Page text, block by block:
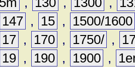
147 , 15 ,
1500/1600
17 , 170 , 1750/ ,
19 , 190 , 1900 ,